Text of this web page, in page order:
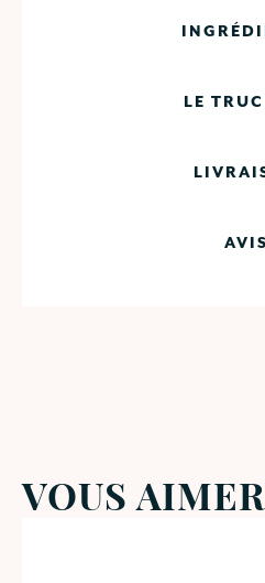
LE
AVIS
VOUS